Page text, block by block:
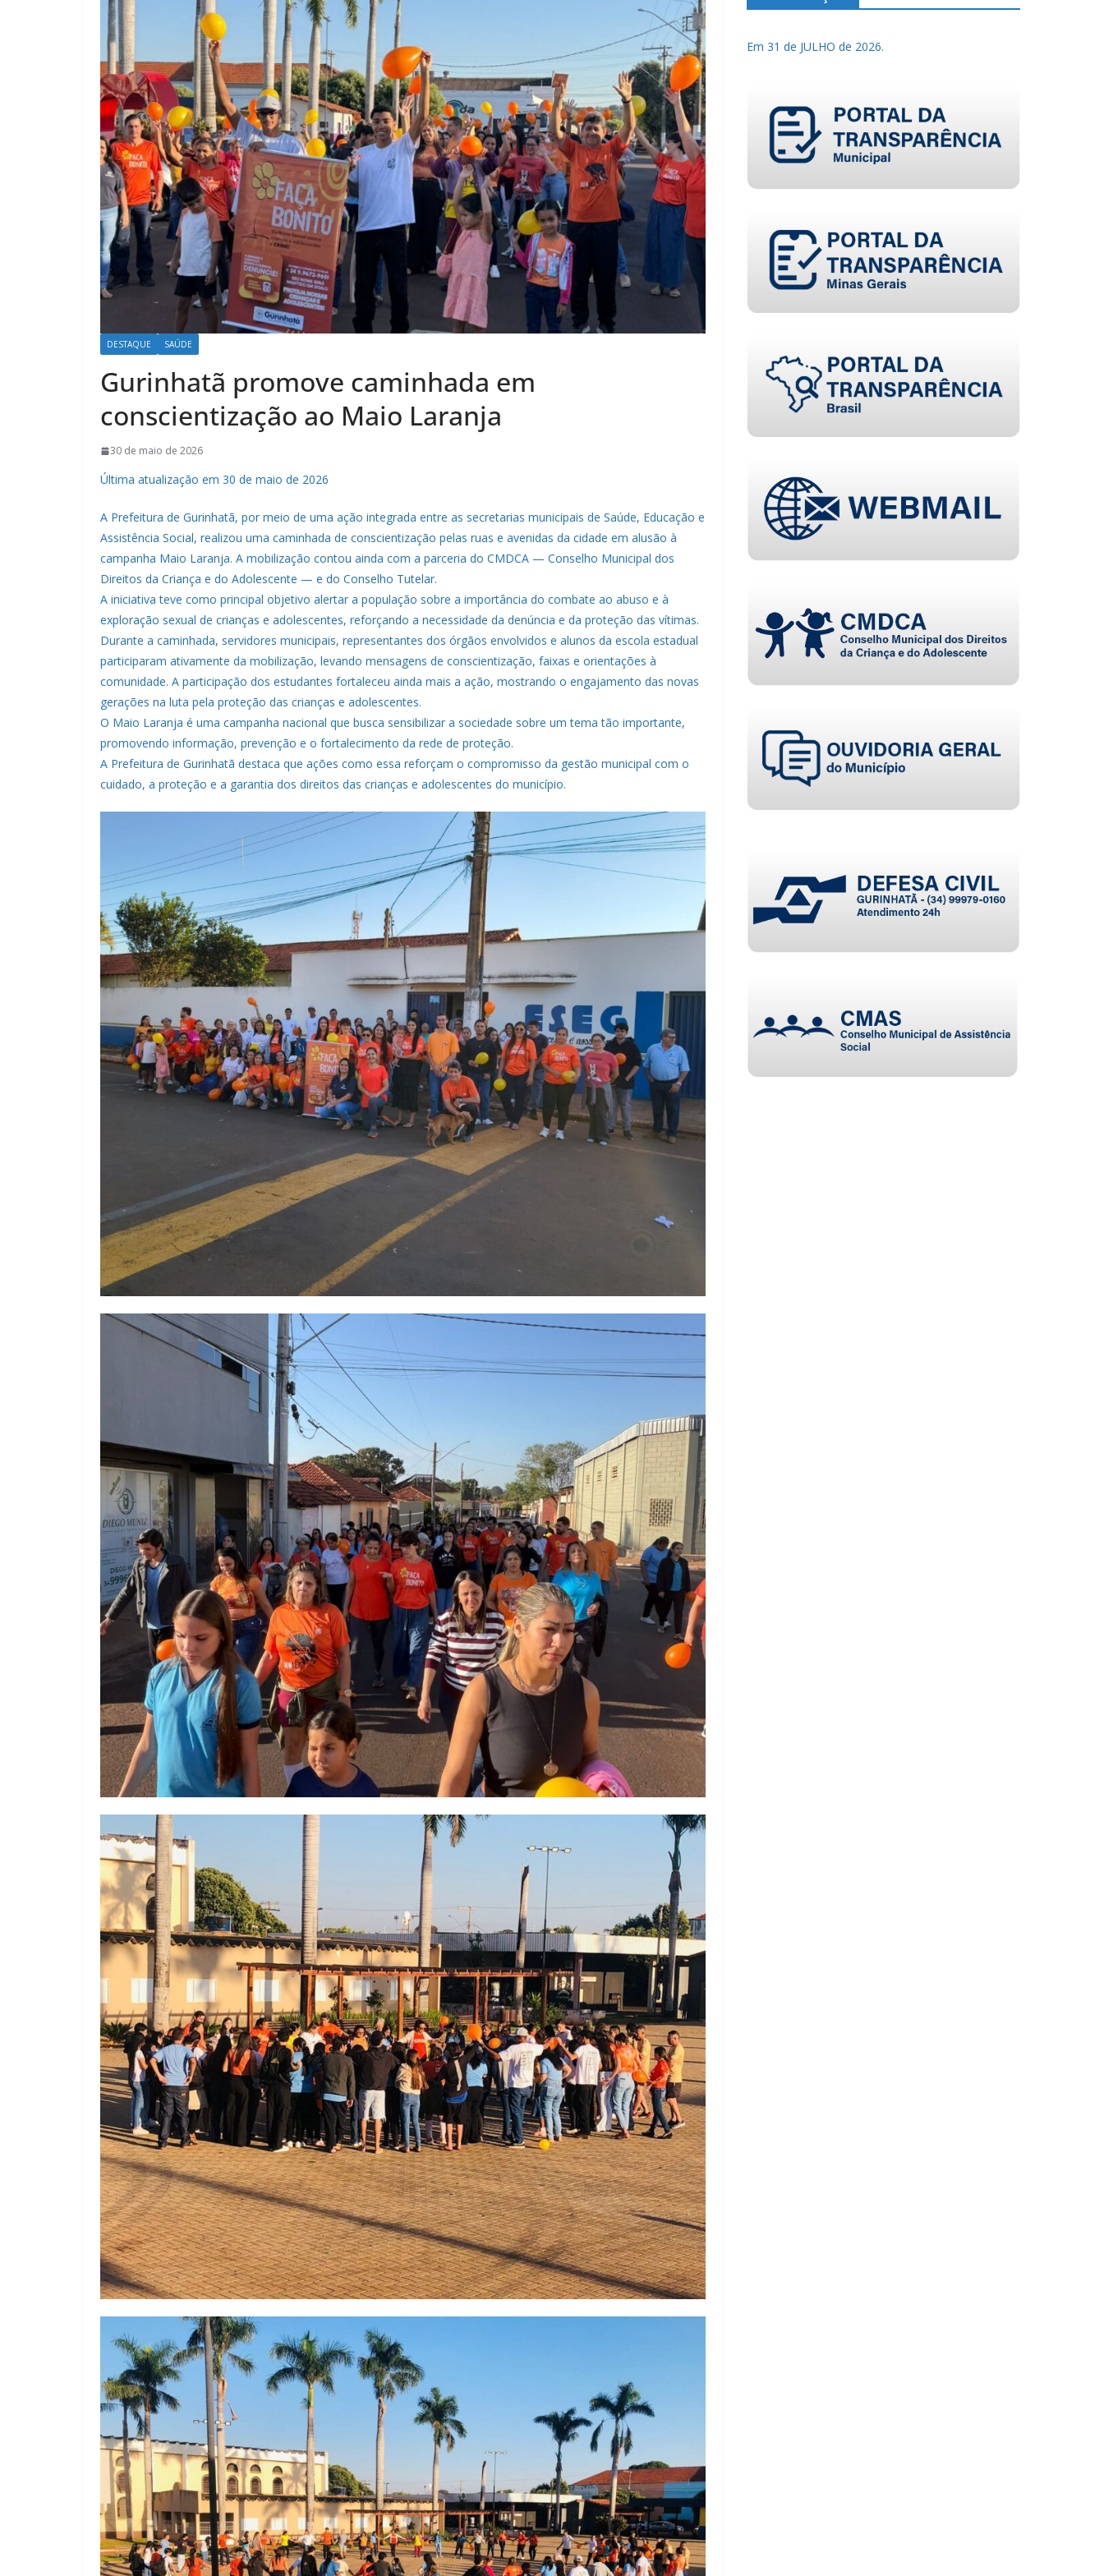
DESTAQUE SAÚDE
Gurinhatã promove caminhada em
conscientização ao Maio Laranja
30 de maio de 2026
Última atualização em 30 de maio de 2026
A Prefeitura de Gurinhatã, por meio de uma ação integrada entre as secretarias municipais de Saúde, Educação e
Assistência Social, realizou uma caminhada de conscientização pelas ruas e avenidas da cidade em alusão à
campanha Maio Laranja. A mobilização contou ainda com a parceria do CMDCA — Conselho Municipal dos
Direitos da Criança e do Adolescente — e do Conselho Tutelar.
A iniciativa teve como principal objetivo alertar a população sobre a importância do combate ao abuso e à
exploração sexual de crianças e adolescentes, reforçando a necessidade da denúncia e da proteção das vítimas.
Durante a caminhada, servidores municipais, representantes dos órgãos envolvidos e alunos da escola estadual
participaram ativamente da mobilização, levando mensagens de conscientização, faixas e orientações à
comunidade. A participação dos estudantes fortaleceu ainda mais a ação, mostrando o engajamento das novas
gerações na luta pela proteção das crianças e adolescentes.
O Maio Laranja é uma campanha nacional que busca sensibilizar a sociedade sobre um tema tão importante,
promovendo informação, prevenção e o fortalecimento da rede de proteção.
A Prefeitura de Gurinhatã destaca que ações como essa reforçam o compromisso da gestão municipal com o
cuidado, a proteção e a garantia dos direitos das crianças e adolescentes do município.
Em 31 de JULHO de 2026.